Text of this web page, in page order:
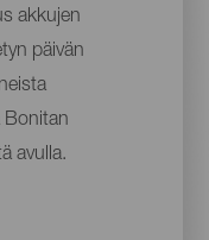
akkujen
päivän
Bonitan
avulla.